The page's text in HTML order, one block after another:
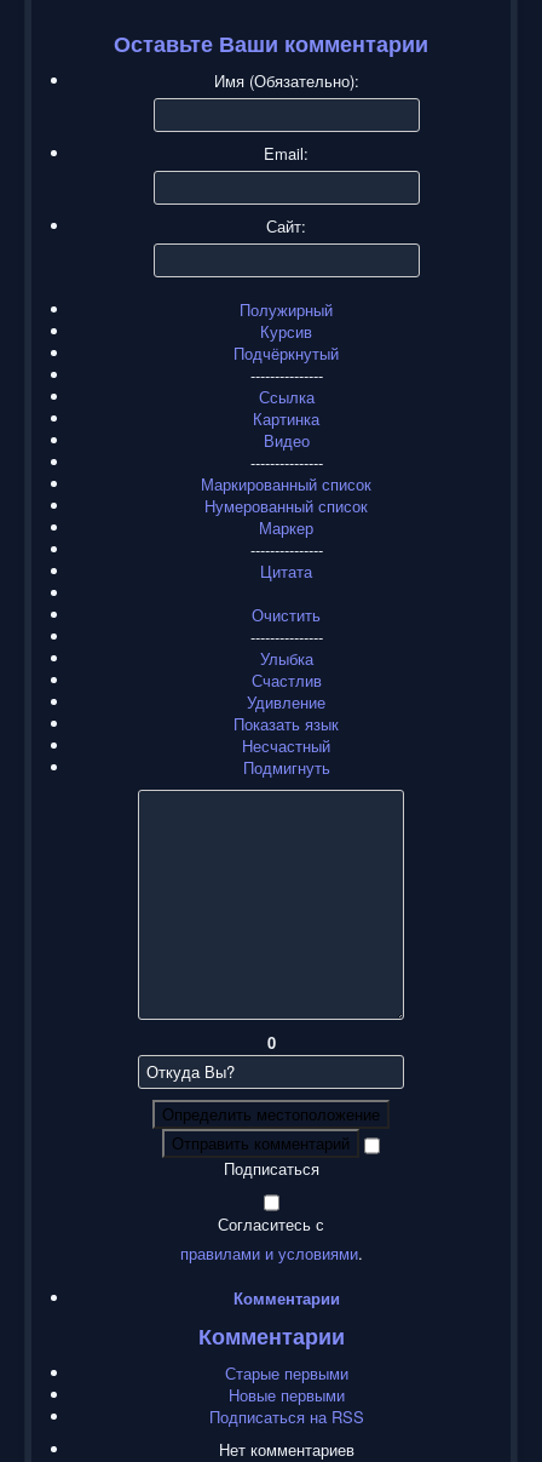
Оставьте Ваши комментарии
Имя (Обязательно):
Email:
Сайт:
Полужирный
Курсив
Подчёркнутый
---------------
Ссылка
Картинка
Видео
---------------
Маркированный список
Нумерованный список
Маркер
---------------
Цитата
Очистить
---------------
Улыбка
Счастлив
Удивление
Показать язык
Несчастный
Подмигнуть
0
Определить местоположение
Отправить комментарий
Подписаться
Согласитесь с
правилами и условиями.
Комментарии
Комментарии
Старые первыми
Новые первыми
Подписаться на RSS
Нет комментариев